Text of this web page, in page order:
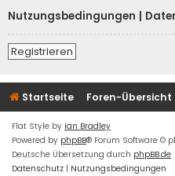
Nutzungsbedingungen |
Registrieren
Startseite Foren-Übersicht
Flat Style by Ian Bradley
Powered by phpBB® Forum Software ©
Deutsche Übersetzung durch phpBB.de
Datenschutz | Nutzungsbedingungen